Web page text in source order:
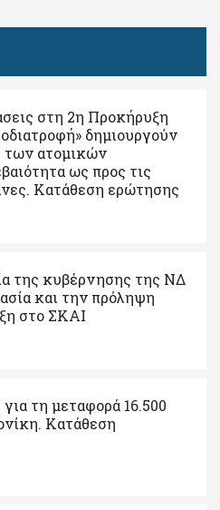
στη 2η Προκήρυξη
δημιουργούν
των ατομικών
ως προς τις
Κατάθεση ερώτησης
της κυβέρνησης της ΝΔ
και την πρόληψη
στο ΣΚΑΙ
τη μεταφορά 16.500
Κατάθεση